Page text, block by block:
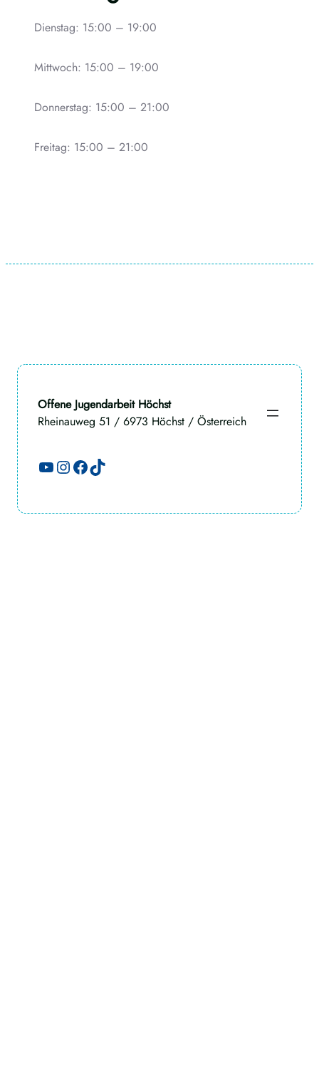
Dienstag: 15:00 – 19:00
Mittwoch: 15:00 – 19:00
Donnerstag: 15:00 – 21:00
Freitag: 15:00 – 21:00
Offene Jugendarbeit Höchst
Rheinauweg 51 / 6973 Höchst / Österreich